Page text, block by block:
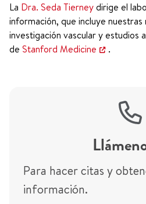
La Dra. Seda Tierneydirige el
información, que incluye nuestras
investigación vascular y estudios
de Stanford Medicine .
Para hacer citas y
información.